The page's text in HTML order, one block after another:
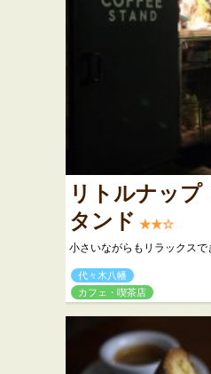
リトルナップ
タンド ★★☆
小さいながらもリラックス
代々木八幡
カフェ・喫茶店